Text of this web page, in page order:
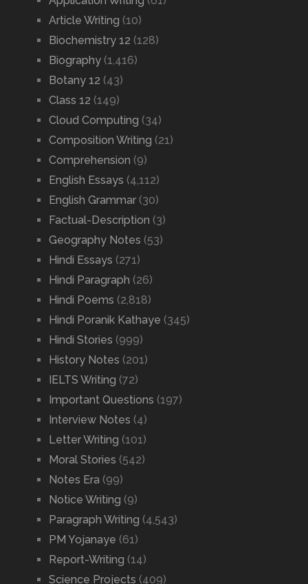
Article Writing (10)
Biochemistry 12 (128)
Biography(1,416)
Botany 12 (43)
Class 12 (149)
Cloud Computing (34)
Composition Writing (21)
Comprehension (9)
English Essays (4,112)
English Grammar(30)
Factual-Description (3)
Geography Notes (53)
Hindi Essays (271)
Hindi Paragraph (26)
Hindi Poems (2,818)
Hindi Poranik Kathaye (345)
Hindi Stories (999)
History Notes (201)
IELTS Writing (72)
Important Questions (197)
Interview Notes (4)
Letter Writing (101)
Moral Stories (542)
Notes Era (99)
Notice Writing (9)
Paragraph Writing (4,543)
PM Yojanaye (61)
Report-Writing (14)
Science Projects (409)